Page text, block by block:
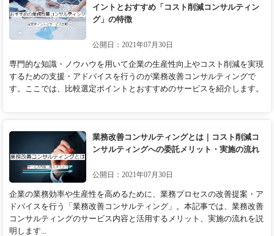
イントとおすすめ「コスト削減コンサルティン
グ」の特徴
公開日：2021年07月30日
専門的な知識・ノウハウを用いて企業の生産性向上やコスト削減を実現
するための支援・アドバイスを行うのが業務改善コンサルティングで
す。ここでは、比較選定ポイントとおすすめのサービスを紹介します。
業務改善コンサルティングとは｜コスト削減コ
ンサルティングへの委託メリット・実施の流れ
公開日：2021年07月30日
企業の業務効率や生産性を高めるために、業務プロセスの改善提案・ア
ドバイスを行う「業務改善コンサルティング」。本記事では、業務改善
コンサルティングのサービス内容と活用するメリット、実施の流れを説
明します...